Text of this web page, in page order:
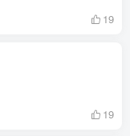
19
19